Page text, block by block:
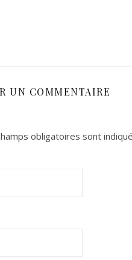
UN COMMENTAIRE
obligatoires sont